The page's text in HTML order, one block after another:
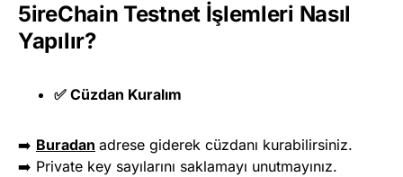
5ireChain Testnet İşlemleri Nasıl
Yapılır?
✅ Cüzdan Kuralım
➡️ Buradan adrese giderek cüzdanı kurabilirsiniz.
➡️ Private key sayılarını saklamayı unutmayınız.